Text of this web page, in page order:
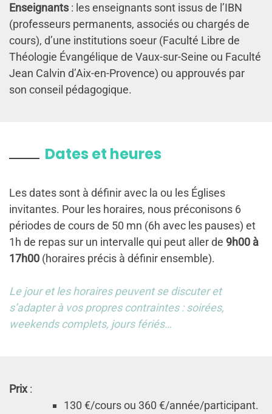
Enseignants : les enseignants sont issus de l’IBN
(professeurs permanents, associés ou chargés de
cours), d’une institutions soeur (Faculté Libre de
Théologie Évangélique de Vaux-sur-Seine ou Faculté
Jean Calvin d’Aix-en-Provence) ou approuvés par
son conseil pédagogique.
Dates et heures
Les dates sont à définir avec la ou les Églises
invitantes. Pour les horaires, nous préconisons 6
périodes de cours de 50 mn (6h avec les pauses) et
1h de repas sur un intervalle qui peut aller de 9h00 à
17h00 (horaires précis à définir ensemble).
Le jour et les horaires peuvent se discuter et
s’adapter à vos propres contraintes : soirées,
weekends complets, jours fériés…
Prix:
130 €/cours ou 360 €/année/participant.